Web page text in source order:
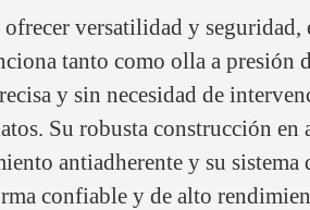
ofrecer versatilidad y seguridad,
tanto como olla a presión
y sin necesidad de
Su robusta construcción
antiadherente y su
confiable y de alto